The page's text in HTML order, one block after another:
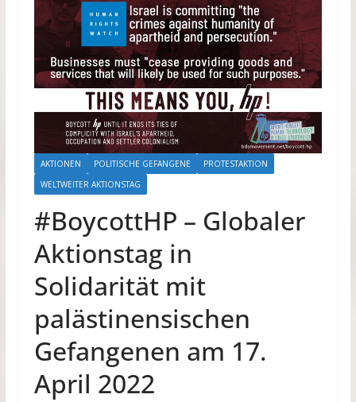
AKTIONEN POLITISCHE GEFANGENE
PROTESTAKTION
WELTWEITER AKTIONSTAG
#BoycottHP – Globaler
Aktionstag in
Solidarität mit
palästinensischen
Gefangenen am 17.
April 2022